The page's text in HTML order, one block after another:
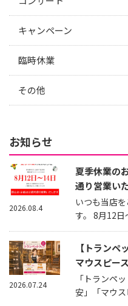
キャンペーン
臨時休業
その他
お知らせ
夏季休業の
通り営業い
いつも当店
す。 8月12日
2026.08.4
【トランペ
マウスピー
「トランペ
安」「マウ
2026.07.24